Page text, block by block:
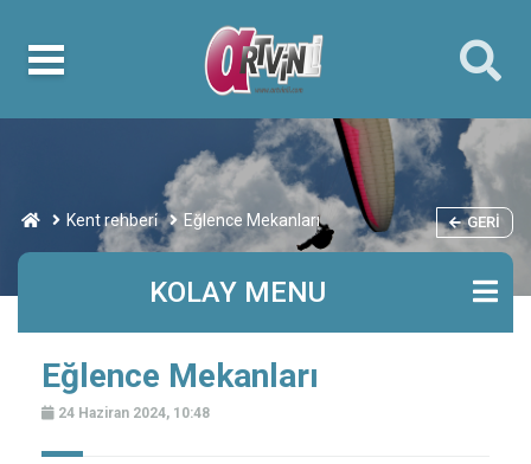
Kent rehberi̇ Eğlence Mekanları GERI
KOLAY MENU
Eğlence Mekanları
24 Haziran 2024, 10:48